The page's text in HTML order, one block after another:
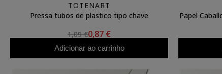
TOTENART
Pressa tubos de plastico tipo chave
1,09 €0,87 €
Adicionar ao carrinho
Papel